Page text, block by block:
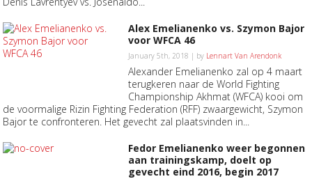
Alex Emelianenko vs. Szymon Bajor
voor WFCA 46
January 5th, 2018 | by Lennart Van Arendonk
Alexander Emelianenko zal op 4 maart
terugkeren naar de World Fighting
Championship Akhmat (WFCA) kooi om
de voormalige Rizin Fighting Federation (RFF) zwaargewicht, Szymon
Bajor te confronteren. Het gevecht zal plaatsvinden in...
Fedor Emelianenko weer begonnen
aan trainingskamp, doelt op
gevecht eind 2016, begin 2017